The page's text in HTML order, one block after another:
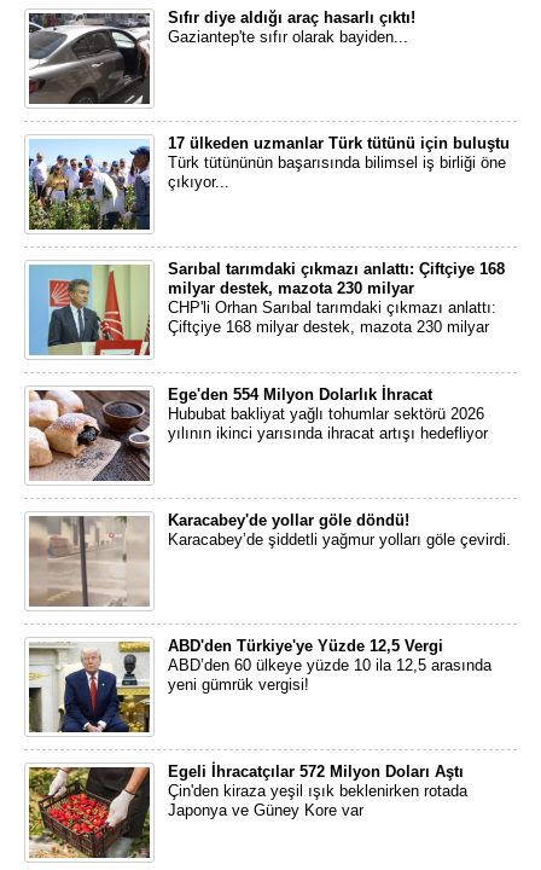
Sıfır diye aldığı araç hasarlı çıktı!
Gaziantep'te sıfır olarak bayiden...
17 ülkeden uzmanlar Türk tütünü için buluştu
Türk tütününün başarısında bilimsel iş birliği öne
çıkıyor...
Sarıbal tarımdaki çıkmazı anlattı: Çiftçiye 168
milyar destek, mazota 230 milyar
CHP'li Orhan Sarıbal tarımdaki çıkmazı anlattı:
Çiftçiye 168 milyar destek, mazota 230 milyar
Ege'den 554 Milyon Dolarlık İhracat
Hububat bakliyat yağlı tohumlar sektörü 2026
yılının ikinci yarısında ihracat artışı hedefliyor
Karacabey'de yollar göle döndü!
Karacabey’de şiddetli yağmur yolları göle çevirdi.
ABD'den Türkiye'ye Yüzde 12,5 Vergi
ABD’den 60 ülkeye yüzde 10 ila 12,5 arasında
yeni gümrük vergisi!
Egeli İhracatçılar 572 Milyon Doları Aştı
Çin'den kiraza yeşil ışık beklenirken rotada
Japonya ve Güney Kore var